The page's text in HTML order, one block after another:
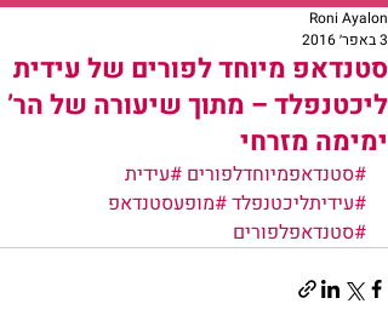
סטנדאפ מיוחד לפורים של עידית
ליכטנפלד – מתוך שיעורה של הר’
ימימה מזרחי
Roni Ayalon
3 באפר׳ 2016
#סטנדאפמיוחדלפורים #עידית
#עידיתליכטנפלד#מופעסטנדאפ
#סטנדאפלפורים